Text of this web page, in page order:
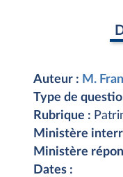
Auteur : M.
Type de
Rubrique :
Ministère
Ministère
Dates :